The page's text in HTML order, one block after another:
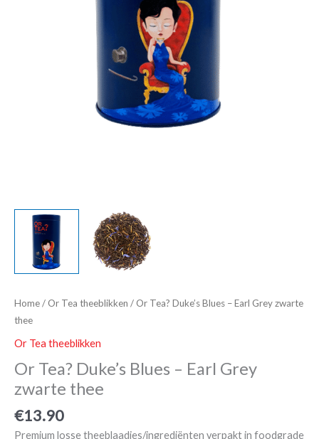
Home/ Or Tea theeblikken / Or Tea? Duke’s Blues – Earl Grey zwarte
thee
Or Tea theeblikken
Or Tea? Duke’s Blues – Earl Grey
zwarte thee
€13.90
Premium losse theeblaadjes/ingrediënten verpakt in foodgrade